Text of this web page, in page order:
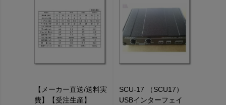
【メーカー直送/送料実
費】【受注生産】
SCU-17 （SCU17）
USBインターフェイ